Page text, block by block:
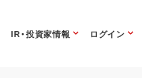
IR・投資家情報 ログイン